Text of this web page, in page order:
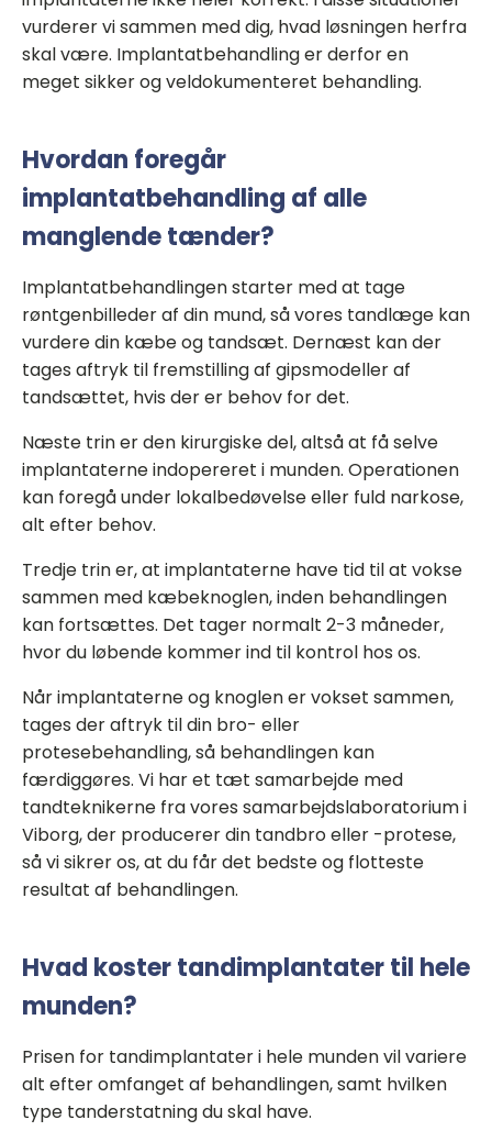
vurderer vi sammen med dig, hvad løsningen herfra
skal være. Implantatbehandling er derfor en
meget sikker og veldokumenteret behandling.
Hvordan foregår
implantatbehandling af alle
manglende tænder?
Implantatbehandlingen starter med at tage
røntgenbilleder af din mund, så vores tandlæge kan
vurdere din kæbe og tandsæt. Dernæst kan der
tages aftryk til fremstilling af gipsmodeller af
tandsættet, hvis der er behov for det.
Næste trin er den kirurgiske del, altså at få selve
implantaterne indopereret i munden. Operationen
kan foregå under lokalbedøvelse eller fuld narkose,
alt efter behov.
Tredje trin er, at implantaterne have tid til at vokse
sammen med kæbeknoglen, inden behandlingen
kan fortsættes. Det tager normalt 2-3 måneder,
hvor du løbende kommer ind til kontrol hos os.
Når implantaterne og knoglen er vokset sammen,
tages der aftryk til din bro- eller
protesebehandling, så behandlingen kan
færdiggøres. Vi har et tæt samarbejde med
tandteknikerne fra vores samarbejdslaboratorium i
Viborg, der producerer din tandbro eller -protese,
så vi sikrer os, at du får det bedste og flotteste
resultat af behandlingen.
Hvad koster tandimplantater til hele
munden?
Prisen for tandimplantater i hele munden vil variere
alt efter omfanget af behandlingen, samt hvilken
type tanderstatning du skal have.